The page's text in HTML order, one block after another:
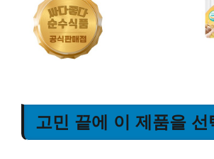
고민 끝에 이 제품을 선